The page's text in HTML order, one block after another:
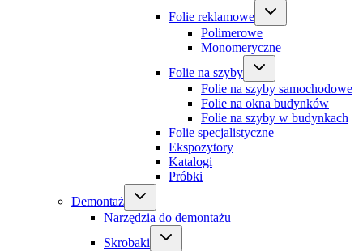
Folie reklamowe
Polimerowe
Monomeryczne
Folie na szyby
Folie na szyby samochodowe
Folie na okna budynków
Folie na szyby w budynkach
Folie specjalistyczne
Ekspozytory
Katalogi
Próbki
Demontaż
Narzędzia do demontażu
Skrobaki